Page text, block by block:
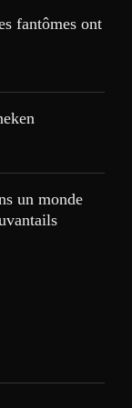
fantômes ont
un monde